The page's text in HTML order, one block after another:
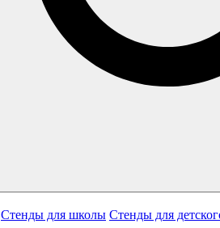
Стенды для школы Стенды для